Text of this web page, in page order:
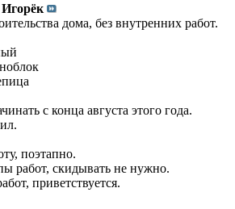
Игорёк
дома, без внутренних работ.
с конца августа этого года.
поэтапно.
работ, скидывать не нужно.
приветствуется.